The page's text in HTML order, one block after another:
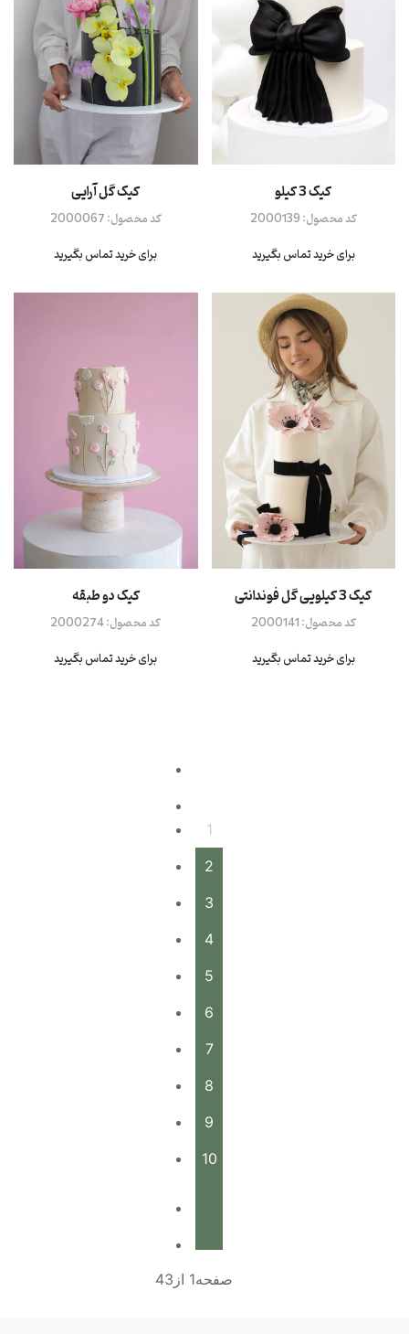
کیک 3 کیلو
برای خرید تماس بگیرید
کد محصول:2000139
کیک گل آرایی
برای خرید تماس بگیرید
کد محصول:2000067
کیک 3 کیلویی گل فوندانتی
برای خرید تماس بگیرید
کد محصول:2000141
کیک دو طبقه
برای خرید تماس بگیرید
کد محصول:2000274
1
2
3
4
5
6
7
8
9
10
صفحه1 از43